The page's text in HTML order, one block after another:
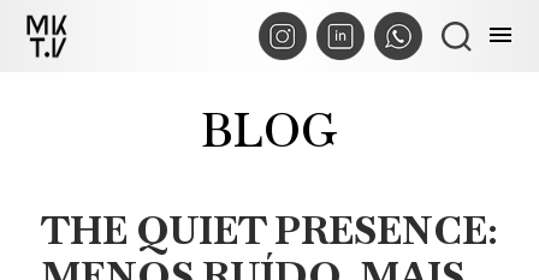
menu
BLOG
THE QUIET PRESENCE: